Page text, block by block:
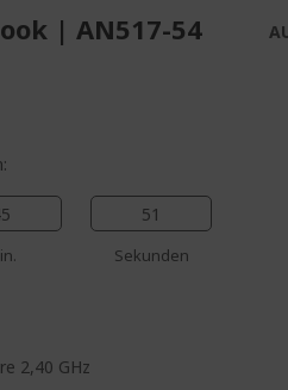
| AN517-54
50
Sekunden
2,40 GHz